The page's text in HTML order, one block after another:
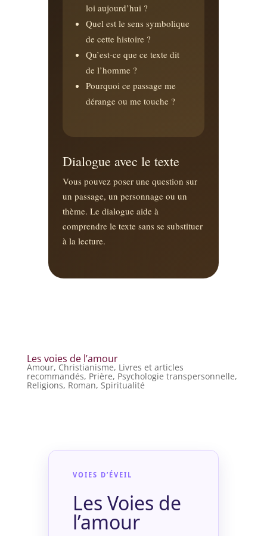
loi aujourd’hui ?
Quel est le sens symbolique
de cette histoire ?
Qu’est-ce que ce texte dit
de l’homme ?
Pourquoi ce passage me
dérange ou me touche ?
Dialogue avec le texte
Vous pouvez poser une question sur
un passage, un personnage ou un
thème. Le dialogue aide à
comprendre le texte sans se substituer
à la lecture.
Les voies de l’amour
Amour, Christianisme, Livres et articles
recommandés, Prière, Psychologie transpersonnelle,
Religions, Roman, Spiritualité
VOIES D’ÉVEIL
Les Voies de
l’amour